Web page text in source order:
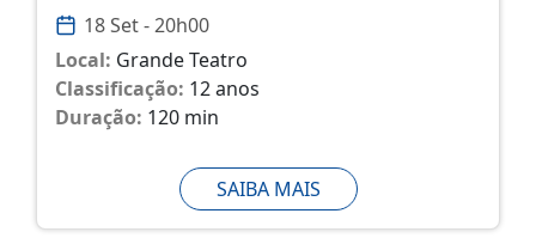
18 Set - 20h00
Local: Grande Teatro
Classificação: 12 anos
Duração: 120 min
SAIBA MAIS